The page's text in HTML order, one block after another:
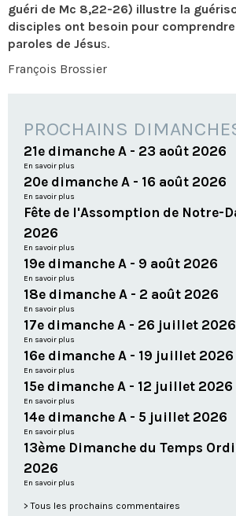
guéri de Mc 8,22-26) illustre la
disciples ont besoin pour
paroles de Jésus.
François Brossier
PROCHAINS
21e dimanche A - 23 août 2026
En savoir plus
20e dimanche A - 16 août 2026
En savoir plus
Fête de l'Assomption de Notre-
2026
En savoir plus
19e dimanche A - 9 août 2026
En savoir plus
18e dimanche A - 2 août 2026
En savoir plus
17e dimanche A - 26 juillet 2026
En savoir plus
16e dimanche A - 19 juillet 2026
En savoir plus
15e dimanche A - 12 juillet 2026
En savoir plus
14e dimanche A - 5 juillet 2026
En savoir plus
13ème Dimanche du Temps
2026
En savoir plus
Tous les prochains commentaires